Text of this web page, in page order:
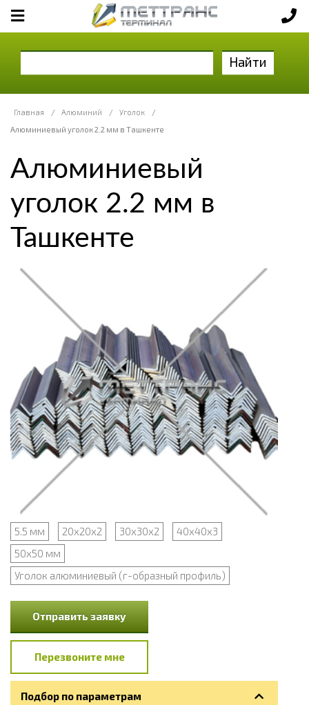
Найти
Главная / Алюминий / Уголок
/
Алюминиевый уголок 2.2 мм в Ташкенте
Алюминиевый
уголок 2.2 мм в
Ташкенте
5.5 мм 20х20х2 30х30х2
40х40х3
50х50 мм
Уголок алюминиевый (г-образный профиль)
Отправить заявку
Перезвоните мне
Подбор по параметрам